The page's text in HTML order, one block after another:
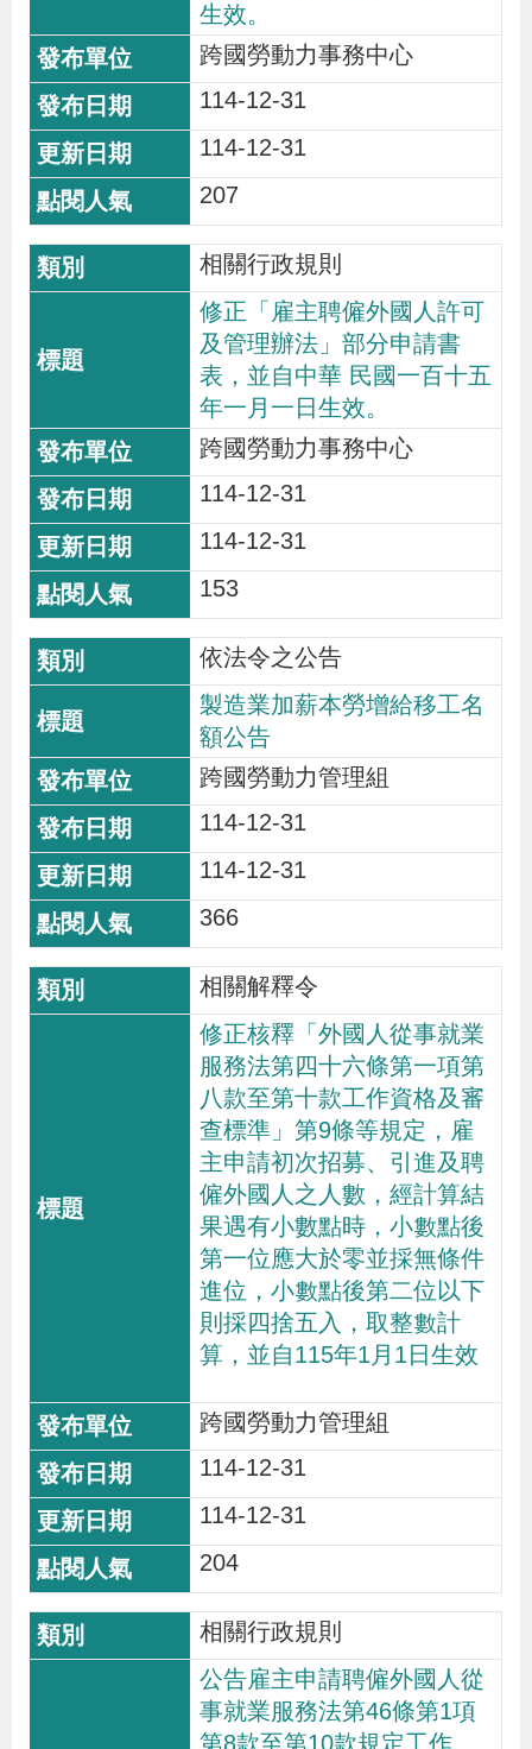
網
站
導
覽
民
意
信
箱
文
字
客
服
統
計
資
訊
E
n
g
i
s
回
首
頁
R
S
S
私
權
及
資
訊
安
全
政
策
政
府
網
站
資
料
開
舉
位
置
圖
生效。
跨國勞動力事務中心
114-12-31
114-12-31
207
相關行政規則
修正「雇主聘僱外國人許可
及管理辦法」部分申請書
表，並自中華 民國一百十五
年一月一日生效。
跨國勞動力事務中心
114-12-31
114-12-31
153
依法令之公告
製造業加薪本勞增給移工名
額公告
跨國勞動力管理組
114-12-31
114-12-31
366
相關解釋令
修正核釋「外國人從事就業
服務法第四十六條第一項第
八款至第十款工作資格及審
查標準」第9條等規定，雇
主申請初次招募、引進及聘
僱外國人之人數，經計算結
果遇有小數點時，小數點後
第一位應大於零並採無條件
進位，小數點後第二位以下
則採四捨五入，取整數計
算，並自115年1月1日生效
跨國勞動力管理組
114-12-31
114-12-31
204
相關行政規則
公告雇主申請聘僱外國人從
事就業服務法第46條第1項
第8款至第10款規定工作、